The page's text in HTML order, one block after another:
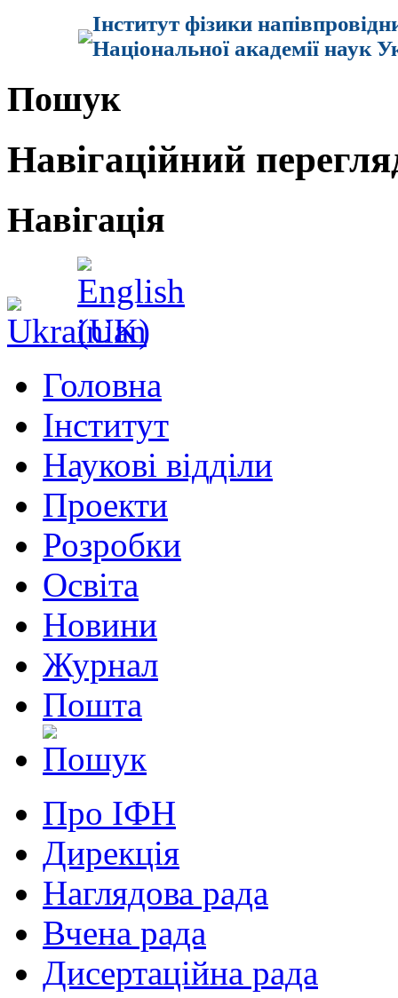
Інститут фізики
Національної академії наук
Пошук
Навігаційний
Навігація
Головна
Інститут
Наукові відділи
Проекти
Розробки
Освіта
Новини
Журнал
Пошта
Про ІФН
Дирекція
Наглядова рада
Вчена рада
Дисертаційна рада